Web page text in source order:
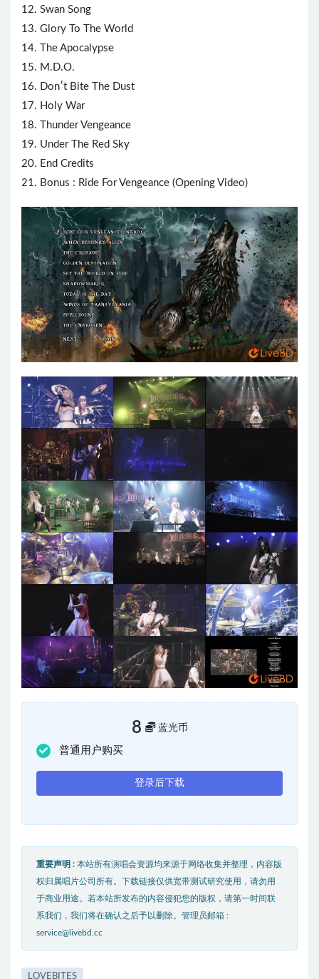
12. Swan Song
13. Glory To The World
14. The Apocalypse
15. M.D.O.
16. Don′t Bite The Dust
17. Holy War
18. Thunder Vengeance
19. Under The Red Sky
20. End Credits
21. Bonus : Ride For Vengeance (Opening Video)
8 蓝光币
普通用户购买
登录后下载
重要声明 : 本站所有演唱会资源均来源于网络收集并整理，内容版
权归属唱片公司所有。下载链接仅供宽带测试研究使用，请勿用
于商业用途。若本站所发布的内容侵犯您的版权，请第一时间联
系我们，我们将在确认之后予以删除。管理员邮箱 :
service@livebd.cc
LOVEBITES